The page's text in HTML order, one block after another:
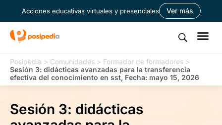
Acciones educativas virtuales y presenciales Ver más
Posipedia > Comunidades > Formador de formadores >
Sesión 3: didácticas avanzadas para la transferencia
efectiva del conocimiento en sst, Fecha: mayo 15, 2026
Sesión 3: didácticas